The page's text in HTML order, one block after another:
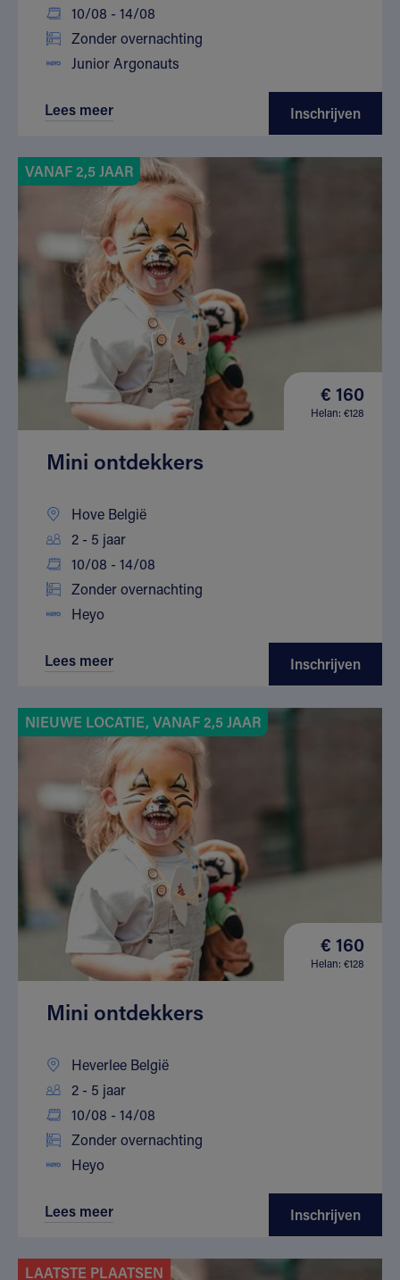
10/08 - 14/08
Zonder overnachting
Junior Argonauts
Lees meer Inschrijven
VANAF 2,5 JAAR
€ 160
Helan: €128
Mini ontdekkers
Hove België
2 - 5 jaar
10/08 - 14/08
Zonder overnachting
Heyo
Lees meer Inschrijven
NIEUWE LOCATIE, VANAF 2,5 JAAR
€ 160
Helan: €128
Mini ontdekkers
Heverlee België
2 - 5 jaar
10/08 - 14/08
Zonder overnachting
Heyo
Lees meer Inschrijven
LAATSTE PLAATSEN